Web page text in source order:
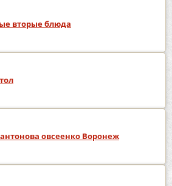
вторые блюда
овсеенко Воронеж